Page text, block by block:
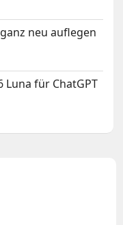
neu auflegen
Luna für ChatGPT